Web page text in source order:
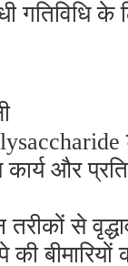
गतिविधि
और
तरीकों से
की